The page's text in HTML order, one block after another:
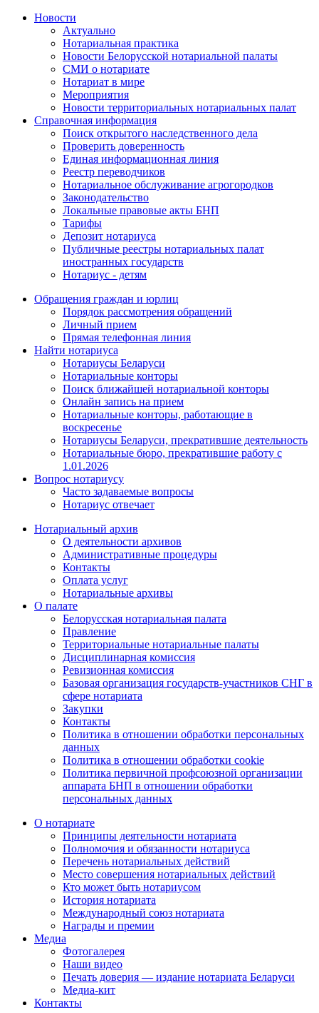
Новости
Актуально
Нотариальная практика
Новости Белорусской нотариальной палаты
СМИ о нотариате
Нотариат в мире
Мероприятия
Новости территориальных нотариальных палат
Справочная информация
Поиск открытого наследственного дела
Проверить доверенность
Единая информационная линия
Реестр переводчиков
Нотариальное обслуживание агрогородков
Законодательство
Локальные правовые акты БНП
Тарифы
Депозит нотариуса
Публичные реестры нотариальных палат
иностранных государств
Нотариус - детям
Обращения граждан и юрлиц
Порядок рассмотрения обращений
Личный прием
Прямая телефонная линия
Найти нотариуса
Нотариусы Беларуси
Нотариальные конторы
Поиск ближайшей нотариальной конторы
Онлайн запись на прием
Нотариальные конторы, работающие в
воскресенье
Нотариусы Беларуси, прекратившие деятельность
Нотариальные бюро, прекратившие работу с
1.01.2026
Вопрос нотариусу
Часто задаваемые вопросы
Нотариус отвечает
Нотариальный архив
О деятельности архивов
Административные процедуры
Контакты
Оплата услуг
Нотариальные архивы
О палате
Белорусская нотариальная палата
Правление
Территориальные нотариальные палаты
Дисциплинарная комиссия
Ревизионная комиссия
Базовая организация государств-участников СНГ в
сфере нотариата
Закупки
Контакты
Политика в отношении обработки персональных
данных
Политика в отношении обработки cookie
Политика первичной профсоюзной организации
аппарата БНП в отношении обработки
персональных данных
О нотариате
Принципы деятельности нотариата
Полномочия и обязанности нотариуса
Перечень нотариальных действий
Место совершения нотариальных действий
Кто может быть нотариусом
История нотариата
Международный союз нотариата
Награды и премии
Медиа
Фотогалерея
Наши видео
Печать доверия — издание нотариата Беларуси
Медиа-кит
Контакты